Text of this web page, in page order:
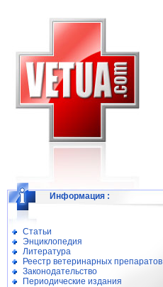
Информация :
Статьи
Энциклопедия
Литература
Реестр ветеринарных препаратов
Законодательство
Периодические издания